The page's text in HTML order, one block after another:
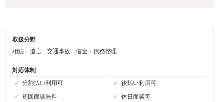
取扱分野
相続・遺言
交通事故 借金・債務整理
対応体制
分割払い利用可
後払い利用可
初回面談無料
休日面談可